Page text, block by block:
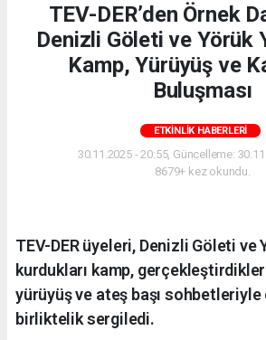
TEV-DER’den Örnek
Denizli Göleti ve Yörük
Kamp, Yürüyüş ve
Buluşması
ETKINLIK HABERLERI
30.11.2025 - 20:55, Güncelleme:
8679+ kez okundu.
TEV-DER üyeleri, Denizli Göleti ve
kurdukları kamp,
yürüyüş ve ateş başı
birliktelik sergiledi.